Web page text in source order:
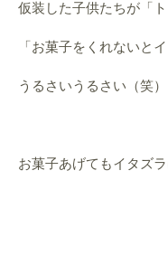
仮装した子供たちが「
「お菓子をくれないと
うるさいうるさい（笑）
お菓子あげてもイタズ